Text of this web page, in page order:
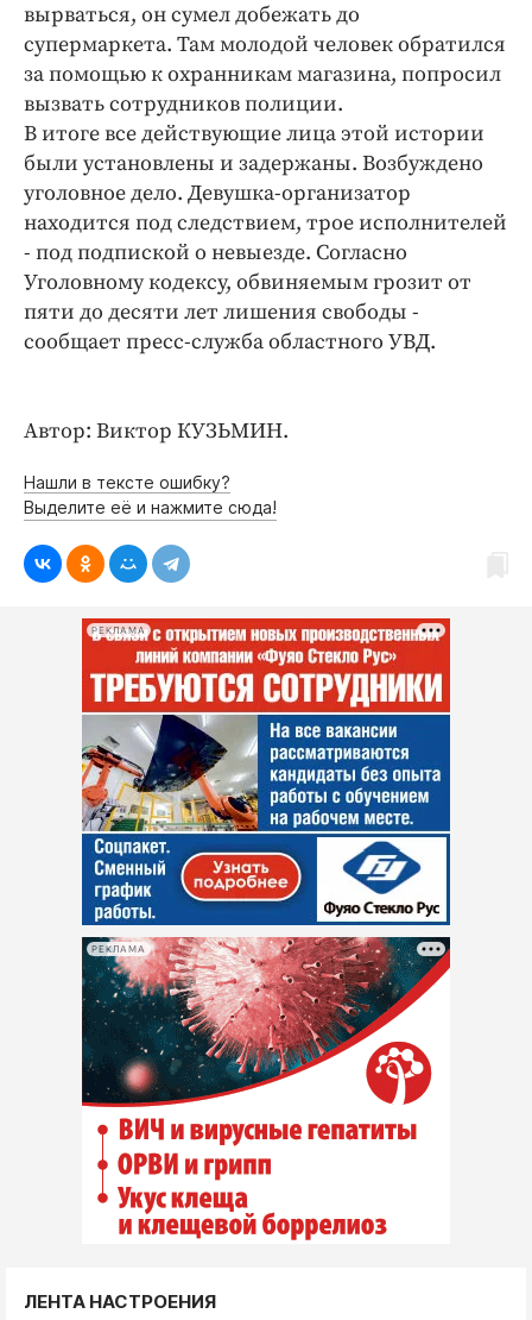
вырваться, он сумел добежать до
супермаркета. Там молодой человек обратился
за помощью к охранникам магазина, попросил
вызвать сотрудников полиции.
В итоге все действующие лица этой истории
были установлены и задержаны. Возбуждено
уголовное дело. Девушка-организатор
находится под следствием, трое исполнителей
- под подпиской о невыезде. Согласно
Уголовному кодексу, обвиняемым грозит от
пяти до десяти лет лишения свободы -
сообщает пресс-служба областного УВД.
Автор: Виктор КУЗЬМИН.
Нашли в тексте ошибку?
Выделите её и нажмите сюда!
РЕКЛАМА
РЕКЛАМА
ЛЕНТА НАСТРОЕНИЯ